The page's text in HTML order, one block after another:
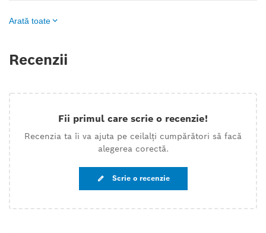
Arată toate
Recenzii
Fii primul care scrie o recenzie!
Recenzia ta îi va ajuta pe ceilalți cumpărători să facă
alegerea corectă.
Scrie o recenzie